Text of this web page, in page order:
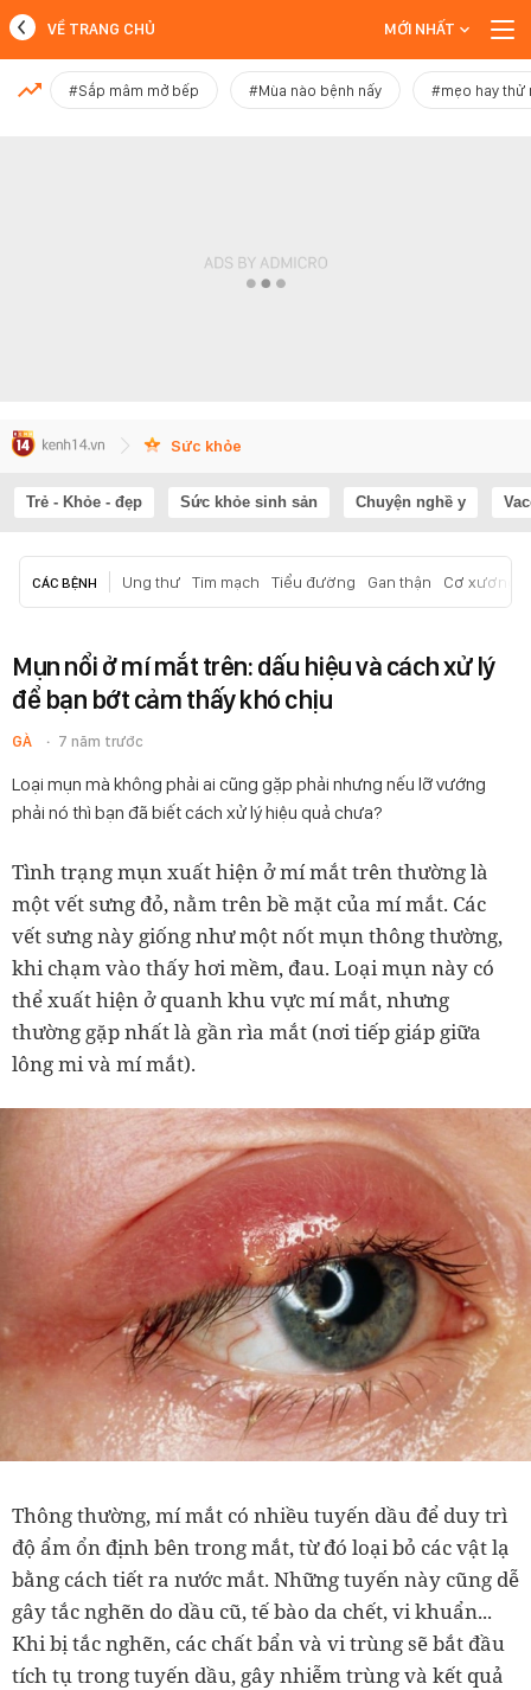
MỚI NHẤT
VỀ TRANG CHỦ MỚI NHẤT
#Sắp mâm mở bếp #Mùa nào bệnh nấy #mẹo hay thử
Sức khỏe
Trẻ - Khỏe - đẹp Sức khỏe sinh sản Chuyện nghề y
CÁC BỆNH Ung thư Tim mạch Tiểu đường Gan thận Cơ xương
Mụn nổi ở mí mắt trên: dấu hiệu và cách xử lý
để bạn bớt cảm thấy khó chịu
GÀ 7 năm trước
Loại mụn mà không phải ai cũng gặp phải nhưng nếu lỡ vướng
phải nó thì bạn đã biết cách xử lý hiệu quả chưa?
Tình trạng mụn xuất hiện ở mí mắt trên thường là
một vết sưng đỏ, nằm trên bề mặt của mí mắt. Các
vết sưng này giống như một nốt mụn thông thường,
khi chạm vào thấy hơi mềm, đau. Loại mụn này có
thể xuất hiện ở quanh khu vực mí mắt, nhưng
thường gặp nhất là gần rìa mắt (nơi tiếp giáp giữa
lông mi và mí mắt).
Thông thường, mí mắt có nhiều tuyến dầu để duy trì
độ ẩm ổn định bên trong mắt, từ đó loại bỏ các vật lạ
bằng cách tiết ra nước mắt. Những tuyến này cũng dễ
gây tắc nghẽn do dầu cũ, tế bào da chết, vi khuẩn...
Khi bị tắc nghẽn, các chất bẩn và vi trùng sẽ bắt đầu
tích tụ trong tuyến dầu, gây nhiễm trùng và kết quả